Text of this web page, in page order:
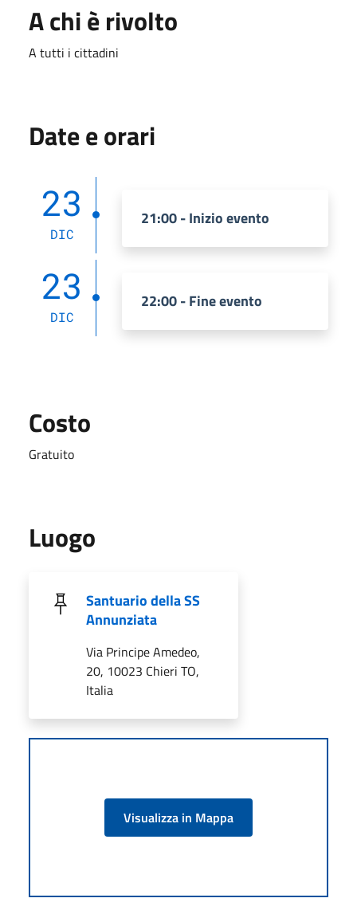
A chi è rivolto
A tutti i cittadini
Date e orari
23
DIC
21:00 - Inizio evento
23
DIC
22:00 - Fine evento
Costo
Gratuito
Luogo
Santuario della SS
Annunziata
Via Principe Amedeo,
20, 10023 Chieri TO,
Italia
Visualizza in Mappa